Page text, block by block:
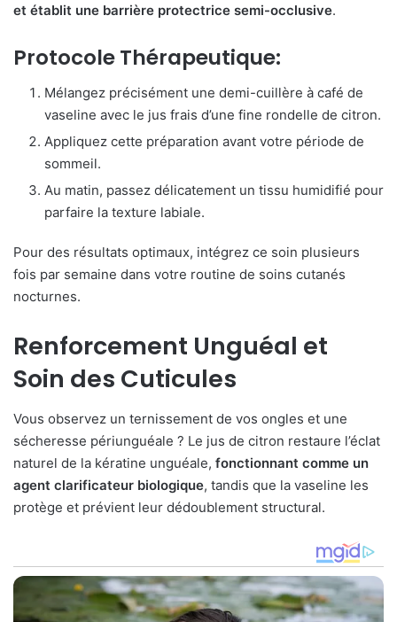
et établit une barrière protectrice semi-occlusive.
Protocole Thérapeutique:
Mélangez précisément une demi-cuillère à café de
vaseline avec le jus frais d’une fine rondelle de citron.
Appliquez cette préparation avant votre période de
sommeil.
Au matin, passez délicatement un tissu humidifié pour
parfaire la texture labiale.
Pour des résultats optimaux, intégrez ce soin plusieurs
fois par semaine dans votre routine de soins cutanés
nocturnes.
Renforcement Unguéal et
Soin des Cuticules
Vous observez un ternissement de vos ongles et une
sécheresse périunguéale ? Le jus de citron restaure l’éclat
naturel de la kératine unguéale, fonctionnant comme un
agent clarificateur biologique, tandis que la vaseline les
protège et prévient leur dédoublement structural.